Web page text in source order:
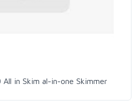
in Skim al-in-one Skimmer